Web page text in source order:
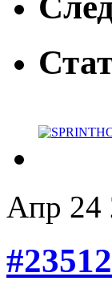
Апр 24
#23512